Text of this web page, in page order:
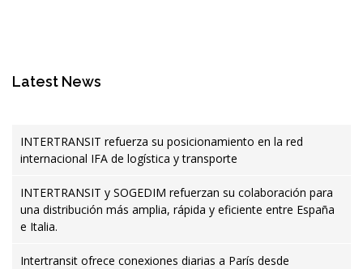
Latest News
INTERTRANSIT refuerza su posicionamiento en la red
internacional IFA de logística y transporte
INTERTRANSIT y SOGEDIM refuerzan su colaboración para
una distribución más amplia, rápida y eficiente entre España
e Italia.
Intertransit ofrece conexiones diarias a París desde